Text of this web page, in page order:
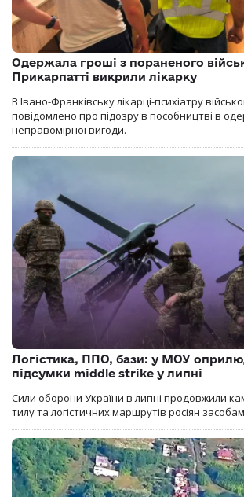
Одержала гроші з пораненого
Прикарпатті викрили лікарку
В Івано-Франківську лікарці-психіатру
повідомлено про підозру в пособництві в
неправомірної вигоди.
Логістика, ППО, бази: у МОУ
підсумки middle strike у липні
Сили оборони України в липні продовжили
тилу та логістичних маршрутів росіян